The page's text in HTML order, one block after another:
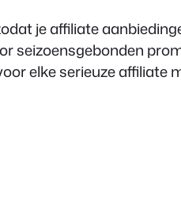
je affiliate
seizoensgebonden
elke serieuze affiliate